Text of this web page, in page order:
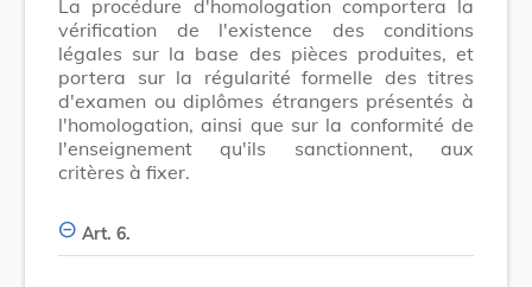
La procédure d'homologation comportera la
vérification de l'existence des conditions
légales sur la base des pièces produites, et
portera sur la régularité formelle des titres
d'examen ou diplômes étrangers présentés à
l'homologation, ainsi que sur la conformité de
l'enseignement qu'ils sanctionnent, aux
critères à fixer.
Art. 6.